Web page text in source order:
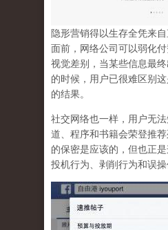
隐形营销得以生存全凭来
面前，网络公司可以弱化
视觉差别，当某些信息最
的时候，用户已很难区别
的结果。
社交网络也一样， 用户无
道、程序和书籍会荣登推
的保密是应该的，但也正
投机行为、剥削行为和误